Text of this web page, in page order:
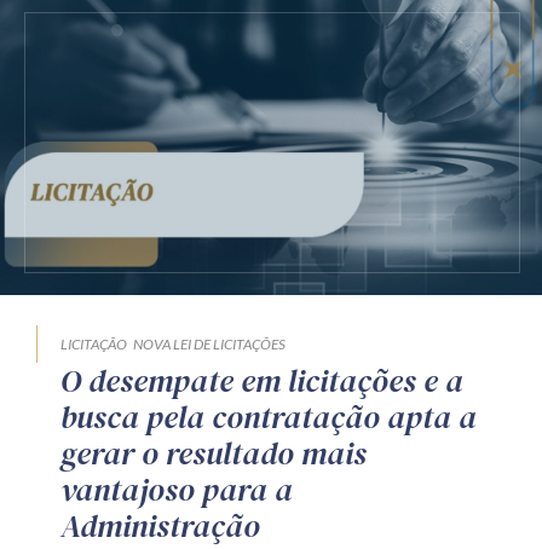
LICITAÇÃO NOVA LEI DE LICITAÇÕES
O desempate em licitações e a
busca pela contratação apta a
gerar o resultado mais
vantajoso para a
Administração